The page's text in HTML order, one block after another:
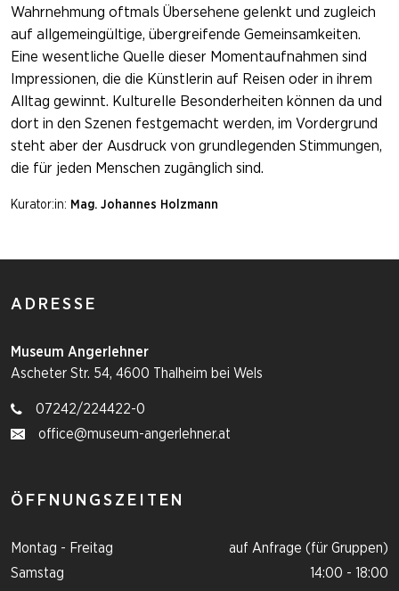
Wahrnehmung oftmals Übersehene gelenkt und zugleich
auf allgemeingültige, übergreifende Gemeinsamkeiten.
Eine wesentliche Quelle dieser Momentaufnahmen sind
Impressionen, die die Künstlerin auf Reisen oder in ihrem
Alltag gewinnt. Kulturelle Besonderheiten können da und
dort in den Szenen festgemacht werden, im Vordergrund
steht aber der Ausdruck von grundlegenden Stimmungen,
die für jeden Menschen zugänglich sind.
Kurator:in: Mag. Johannes Holzmann
ADRESSE
Museum Angerlehner
Ascheter Str. 54, 4600 Thalheim bei Wels
07242/224422-0
office@museum-angerlehner.at
ÖFFNUNGSZEITEN
Montag - Freitag
auf Anfrage (für Gruppen)
Samstag
14:00 - 18:00